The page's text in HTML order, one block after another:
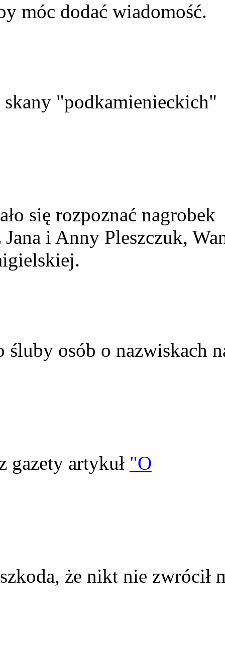
móc dodać wiadomość.
"podkamienieckich"
się rozpoznać nagrobek
i Anny Pleszczuk,
śluby osób o nazwiskach
gazety artykuł "O
że nikt nie zwrócił